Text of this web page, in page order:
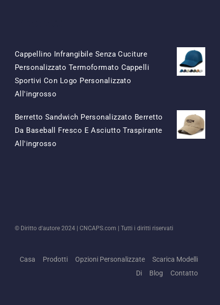
Cappellino Infrangibile Senza Cuciture
Personalizzato Termoformato Cappelli
Sportivi Con Logo Personalizzato
All'ingrosso
Originale
Era:
Attuale
È:
Berretto Sandwich Personalizzato Berretto
Da Baseball Fresco E Asciutto Traspirante
All'ingrosso
© Diritto d'autore 2024 | CNCAPS.com | Tutti i diritti riservati
Casa Prodotti Opzioni Personalizzate
Scarica Modelli
Di
Blog Contatto